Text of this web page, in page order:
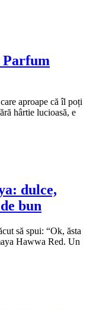
Parfum
aproape că îl poți
hârtie lucioasă, e
dulce,
bun
să spui: “Ok, ăsta
Hawwa Red. Un